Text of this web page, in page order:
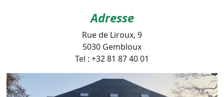
Adresse
Rue de Liroux, 9
5030 Gembloux
Tel : +32 81 87 40 01